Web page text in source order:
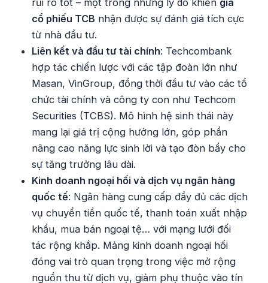
rủi ro tốt – một trong những lý do khiến giá
cổ phiếu TCB nhận được sự đánh giá tích cực
từ nhà đầu tư.
Liên kết và đầu tư tài chính: Techcombank
hợp tác chiến lược với các tập đoàn lớn như
Masan, VinGroup, đồng thời đầu tư vào các tổ
chức tài chính và công ty con như Techcom
Securities (TCBS). Mô hình hệ sinh thái này
mang lại giá trị cộng hưởng lớn, góp phần
nâng cao năng lực sinh lời và tạo đòn bẩy cho
sự tăng trưởng lâu dài.
Kinh doanh ngoại hối và dịch vụ ngân hàng
quốc tế: Ngân hàng cung cấp đầy đủ các dịch
vụ chuyển tiền quốc tế, thanh toán xuất nhập
khẩu, mua bán ngoại tệ… với mạng lưới đối
tác rộng khắp. Mảng kinh doanh ngoại hối
đóng vai trò quan trọng trong việc mở rộng
nguồn thu từ dịch vụ, giảm phụ thuộc vào tín